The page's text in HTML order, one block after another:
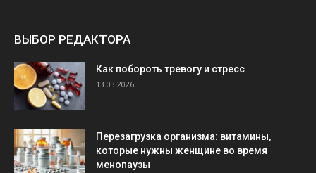
ВЫБОР РЕДАКТОРА
Как побороть тревогу и стресс
13.03.2026
Перезагрузка организма: витамины,
которые нужны женщине во время
менопаузы